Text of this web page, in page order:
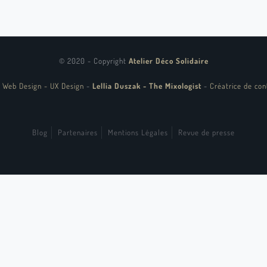
© 2020 - Copyright Atelier Déco Solidaire
Design - UX Design - Lellia Duszak - The Mixologist - Créatrice de
Blog Partenaires Mentions Légales Revue de presse